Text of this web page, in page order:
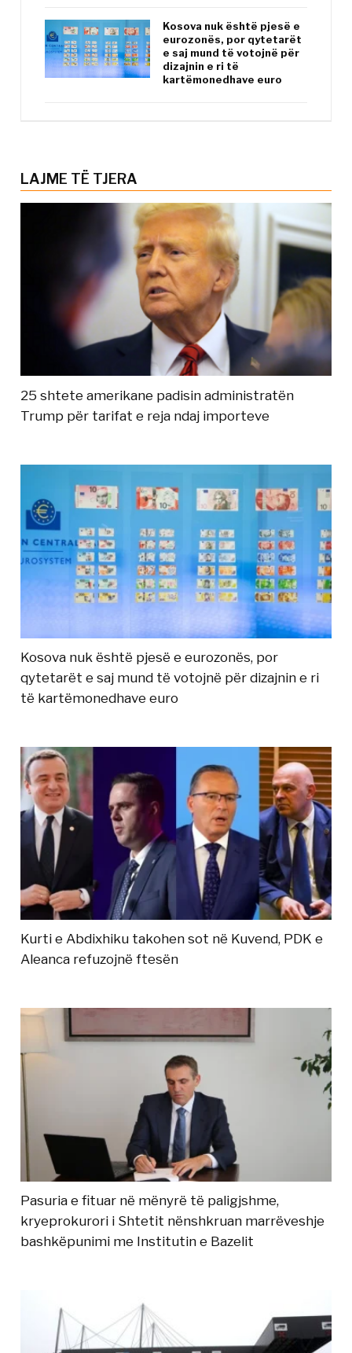
Kosova nuk është pjesë e
eurozonës, por qytetarët
e saj mund të votojnë për
dizajnin e ri të
kartëmonedhave euro
LAJME TË TJERA
25 shtete amerikane padisin administratën
Trump për tarifat e reja ndaj importeve
Kosova nuk është pjesë e eurozonës, por
qytetarët e saj mund të votojnë për dizajnin e ri
të kartëmonedhave euro
Kurti e Abdixhiku takohen sot në Kuvend, PDK e
Aleanca refuzojnë ftesën
Pasuria e fituar në mënyrë të paligjshme,
kryeprokurori i Shtetit nënshkruan marrëveshje
bashkëpunimi me Institutin e Bazelit